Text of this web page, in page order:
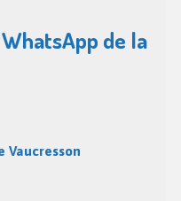
de la
Vaucresson